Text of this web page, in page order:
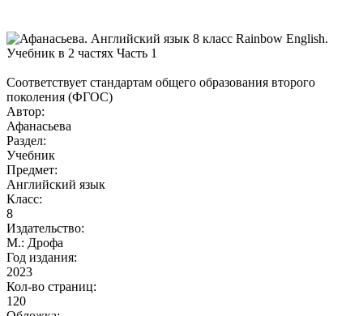
Соответствует стандартам общего образования второго
поколения (ФГОС)
Автор:
Афанасьева
Раздел:
Учебник
Предмет:
Английский язык
Класс:
8
Издательство:
М.: Дрофа
Год издания:
2023
Кол-во страниц:
120